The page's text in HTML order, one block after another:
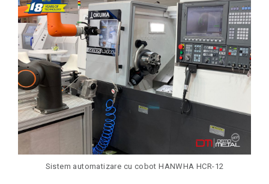
Sistem automatizare cu cobot HANWHA HCR-12